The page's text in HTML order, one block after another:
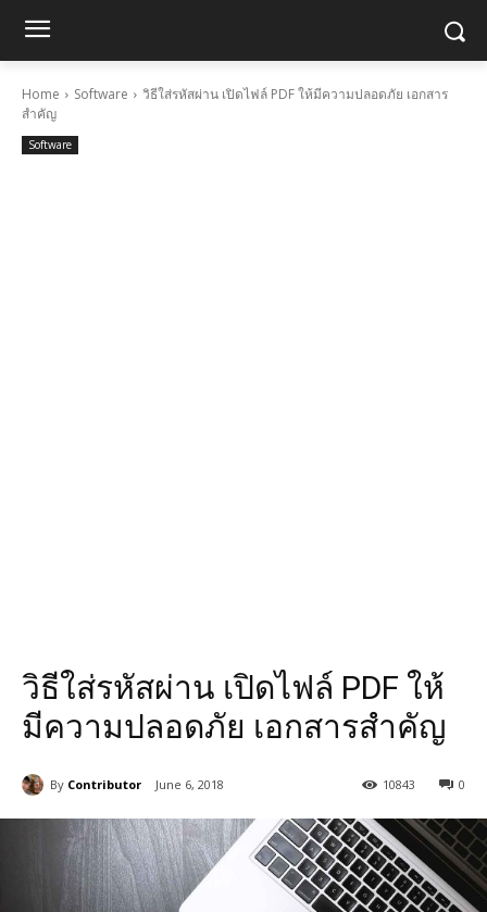
Home Software
วิธีใส่รหัสผ่าน เปิดไฟล์ PDF ให้มีความปลอดภัย เอกสาร
สำคัญ
Software
วิธีใส่รหัสผ่าน เปิดไฟล์ PDF ให้
มีความปลอดภัย เอกสารสำคัญ
By Contributor June 6, 2018 0
10843